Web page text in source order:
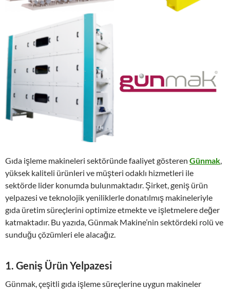
Gıda işleme makineleri sektöründe faaliyet gösteren Günmak,
yüksek kaliteli ürünleri ve müşteri odaklı hizmetleri ile
sektörde lider konumda bulunmaktadır. Şirket, geniş ürün
yelpazesi ve teknolojik yeniliklerle donatılmış makineleriyle
gıda üretim süreçlerini optimize etmekte ve işletmelere değer
katmaktadır. Bu yazıda, Günmak Makine’nin sektördeki rolü ve
sunduğu çözümleri ele alacağız.
1. Geniş Ürün Yelpazesi
Günmak, çeşitli gıda işleme süreçlerine uygun makineler